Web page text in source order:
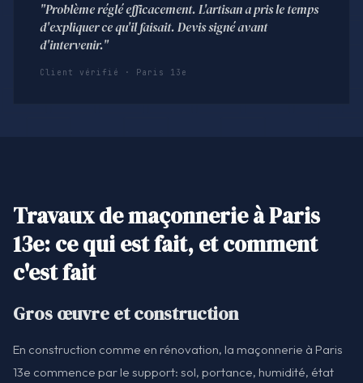
"Problème réglé efficacement. L'artisan a pris le temps
d'expliquer ce qu'il faisait. Devis signé avant
d'intervenir."
Client vérifié · Paris 13e
Travaux de maçonnerie à Paris
13e: ce qui est fait, et comment
c'est fait
Gros œuvre et construction
En construction comme en rénovation, la maçonnerie à Paris
13e commence par le support: sol, portance, humidité, état